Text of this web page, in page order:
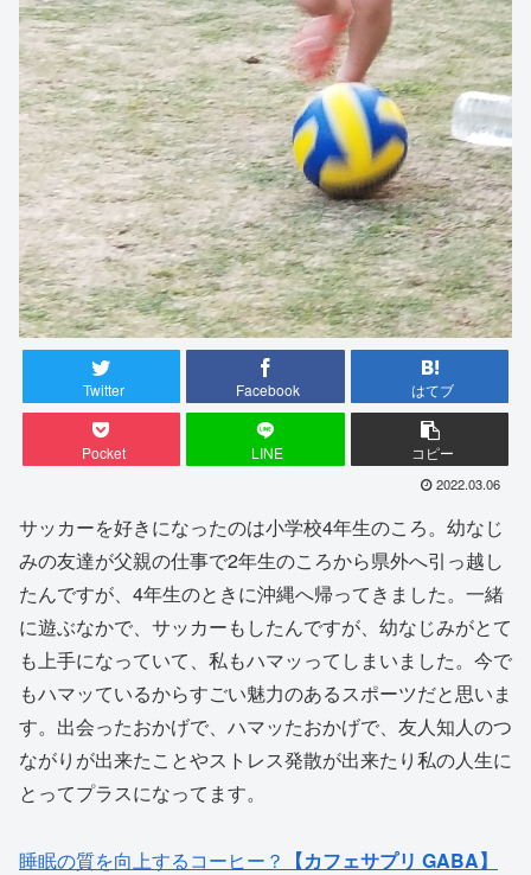
Twitter Facebook はてブ
Pocket LINE コピー
2022.03.06
サッカーを好きになったのは小学校4年生のころ。幼なじ
みの友達が父親の仕事で2年生のころから県外へ引っ越し
たんですが、4年生のときに沖縄へ帰ってきました。一緒
に遊ぶなかで、サッカーもしたんですが、幼なじみがとて
も上手になっていて、私もハマッってしまいました。今で
もハマッているからすごい魅力のあるスポーツだと思いま
す。出会ったおかげで、ハマッたおかげで、友人知人のつ
ながりが出来たことやストレス発散が出来たり私の人生に
とってプラスになってます。
睡眠の質を向上するコーヒー？
【カフェサプリ GABA】